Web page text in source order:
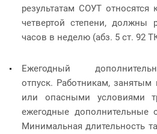
результатам СОУТ
четвертой степени, должны
часов в неделю (абз. 5 ст. 92
Ежегодный
отпуск. Работникам,
или опасными условиями
ежегодные дополнительные
Минимальная длительность